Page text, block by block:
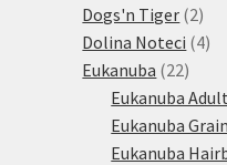
produktů
Dogs'n Tiger 22
Dolina Noteci 44
Eukanuba 2222
Eukanuba Adult
Eukanuba
Eukanuba